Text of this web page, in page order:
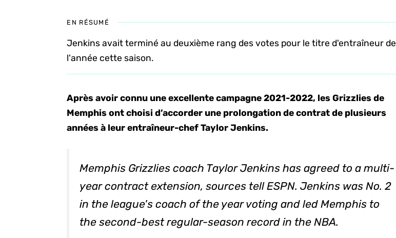
EN RÉSUMÉ
Jenkins avait terminé au deuxième rang des votes pour le titre d'entraîneur de
l'année cette saison.
Après avoir connu une excellente campagne 2021-2022, les Grizzlies de
Memphis ont choisi d’accorder une prolongation de contrat de plusieurs
années à leur entraîneur-chef Taylor Jenkins.
Memphis Grizzlies coach Taylor Jenkins has agreed to a multi-
year contract extension, sources tell ESPN. Jenkins was No. 2
in the league's coach of the year voting and led Memphis to
the second-best regular-season record in the NBA.